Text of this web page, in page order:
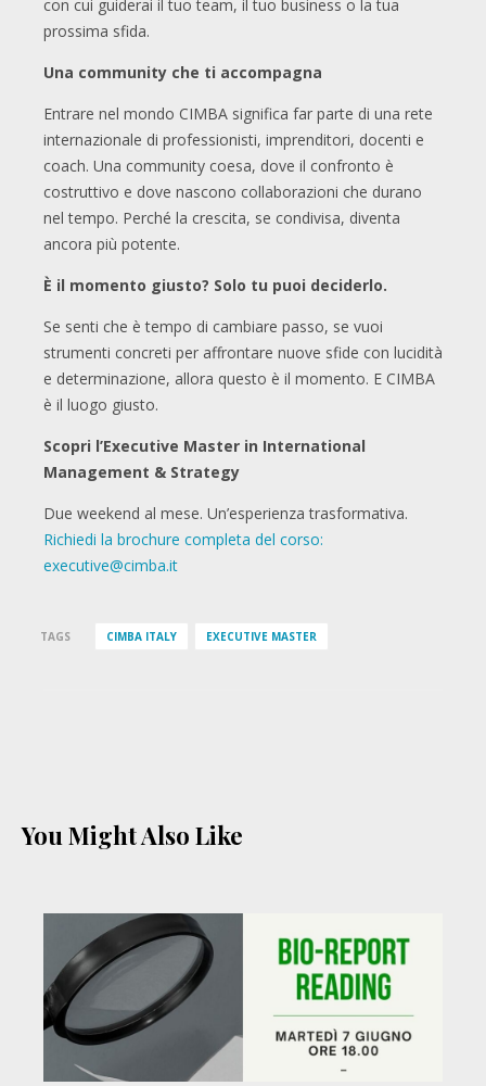
con cui guiderai il tuo team, il tuo business o la tua
prossima sfida.
Una community che ti accompagna
Entrare nel mondo CIMBA significa far parte di una rete
internazionale di professionisti, imprenditori, docenti e
coach. Una community coesa, dove il confronto è
costruttivo e dove nascono collaborazioni che durano
nel tempo. Perché la crescita, se condivisa, diventa
ancora più potente.
È il momento giusto? Solo tu puoi deciderlo.
Se senti che è tempo di cambiare passo, se vuoi
strumenti concreti per affrontare nuove sfide con lucidità
e determinazione, allora questo è il momento. E CIMBA
è il luogo giusto.
Scopri l’Executive Master in International
Management & Strategy
Due weekend al mese. Un’esperienza trasformativa.
Richiedi la brochure completa del corso:
executive@cimba.it
TAGS CIMBA ITALY EXECUTIVE MASTER
You Might Also Like